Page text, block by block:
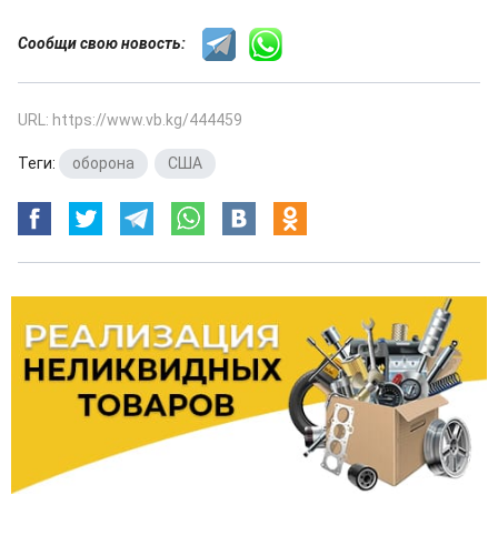
Сообщи свою новость:
URL: https://www.vb.kg/444459
Теги: оборона США